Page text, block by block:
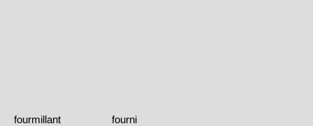
fourmillant
fourni